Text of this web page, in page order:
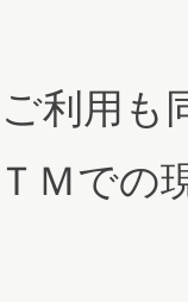
利用も
Ｍでの